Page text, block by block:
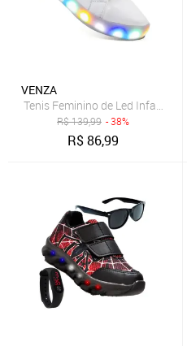
VENZA
Tenis Feminino de Led Infantil
R$139,99 - 38%
R$86,99